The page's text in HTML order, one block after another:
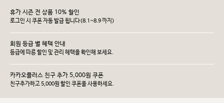
휴가 시즌 전 상품 10% 할인
로그인 시 쿠폰 자동 발급 됩니다(8.1~8.9 까지)
회원 등급 별 혜택 안내
등급에 따른 할인 및 관리 헤택을 확인해 보세요.
카카오플러스 친구 추가 5,000원 쿠폰
친구추가하고 5,000원 할인 쿠폰을 사용하세요.